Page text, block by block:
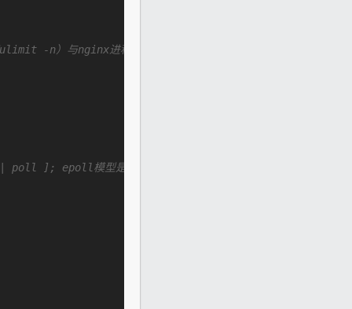
ulimit -n）与nginx进程数相除，但是nginx分配请求并不均匀，
poll ]; epoll模型是